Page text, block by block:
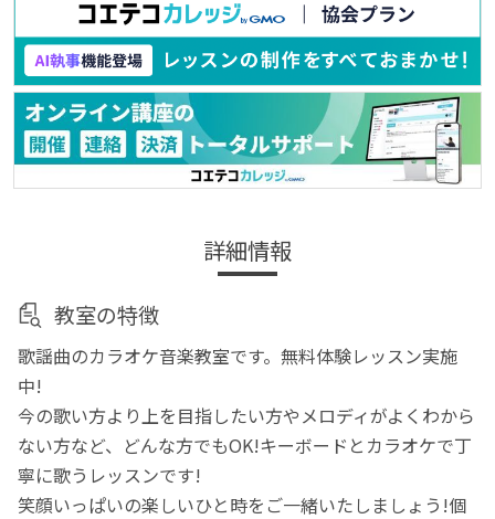
詳細情報
教室の特徴
歌謡曲のカラオケ音楽教室です。無料体験レッスン実施
中!
今の歌い方より上を目指したい方やメロディがよくわから
ない方など、どんな方でもOK!キーボードとカラオケで丁
寧に歌うレッスンです!
笑顔いっぱいの楽しいひと時をご一緒いたしましょう!個